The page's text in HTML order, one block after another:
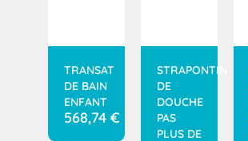
TRANSAT
DE BAIN
ENFANT
568,74 €
STRAPONTIN
DE
DOUCHE
PAS
PLUS DE